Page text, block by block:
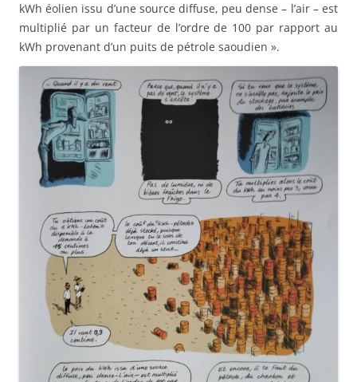
kWh éolien issu d’une source diffuse, peu dense – l’air – est
multiplié par un facteur de l’ordre de 100 par rapport au
kWh provenant d’un puits de pétrole saoudien ».